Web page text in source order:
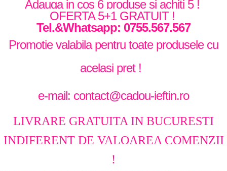
Adauga in cos 6 produse si achiti 5 !
OFERTA 5+1 GRATUIT !
Tel.&Whatsapp: 0755.567.567
Promotie valabila pentru toate produsele cu
acelasi pret !
e-mail: contact@cadou-ieftin.ro
LIVRARE GRATUITA IN BUCURESTI
INDIFERENT DE VALOAREA COMENZII
!